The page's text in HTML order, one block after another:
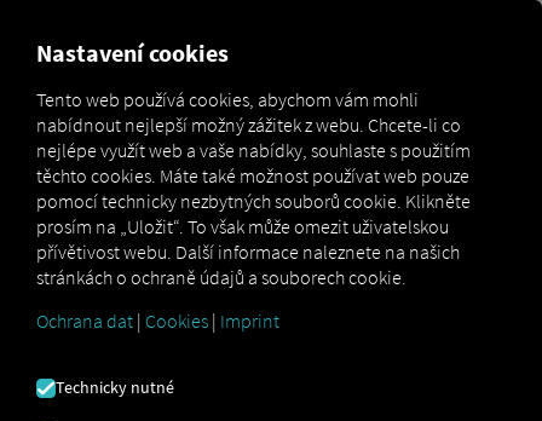
Marketplace Connectors TachoManagement Connect
TACHOMANAGEMENT
CONNECT
Integrace externího poskytovatele
Nastavení cookies
Tento web používá cookies, abychom vám mohli
nabídnout nejlepší možný zážitek z webu. Chcete-li co
nejlépe využít web a vaše nabídky, souhlaste s použitím
těchto cookies. Máte také možnost používat web pouze
pomocí technicky nezbytných souborů cookie. Klikněte
prosím na „Uložit“. To však může omezit uživatelskou
přívětivost webu. Další informace naleznete na našich
stránkách o ochraně údajů a souborech cookie.
Ochrana dat | Cookies | Imprint
Technicky nutné